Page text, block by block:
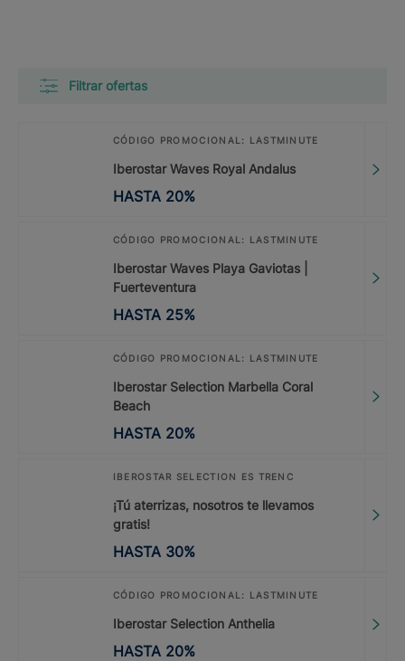
Filtrar ofertas
CÓDIGO PROMOCIONAL: LASTMINUTE
Iberostar Waves Royal Andalus
HASTA 20%
CÓDIGO PROMOCIONAL: LASTMINUTE
Iberostar Waves Playa Gaviotas |
Fuerteventura
HASTA 25%
CÓDIGO PROMOCIONAL: LASTMINUTE
Iberostar Selection Marbella Coral
Beach
HASTA 20%
IBEROSTAR SELECTION ES TRENC
¡Tú aterrizas, nosotros te llevamos
gratis!
HASTA 30%
CÓDIGO PROMOCIONAL: LASTMINUTE
Iberostar Selection Anthelia
HASTA 20%